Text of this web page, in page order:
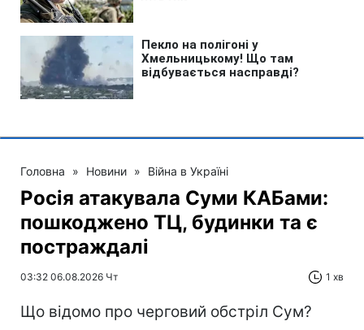
Головна » Новини » Війна в Україні
Росія атакувала Суми КАБами:
пошкоджено ТЦ, будинки та є
постраждалі
03:32 06.08.2026 Чт 1 хв
Що відомо про черговий обстріл Сум?